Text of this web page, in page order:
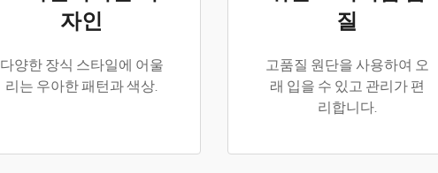
자인
다양한 장식 스타일에 어울
리는 우아한 패턴과 색상.
질
고품질 원단을 사용하여 오
래 입을 수 있고 관리가 편
리합니다.